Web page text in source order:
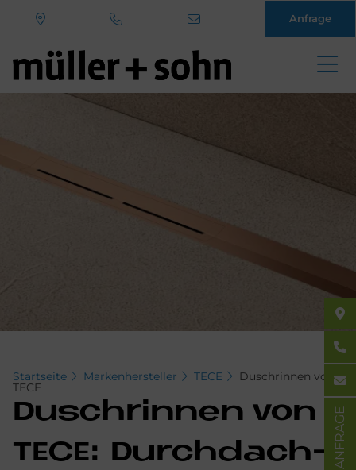
Anfrage
Startseite Markenhersteller TECE Duschrinnen von
TECE
Dusch­rin­nen von
TECE: Durch­dach­ ANFRAGE